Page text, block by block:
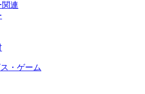
関連
・ゲーム